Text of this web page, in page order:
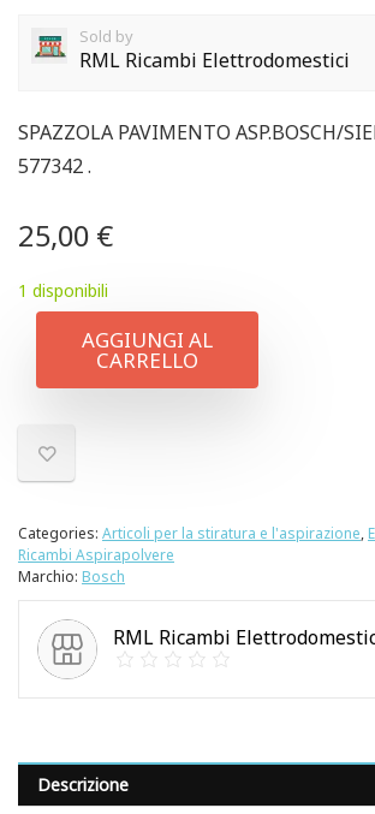
Sold by
RML Ricambi Elettrodomestici
SPAZZOLA PAVIMENTO ASP.BOSCH/
577342 .
25,00 €
1 disponibili
AGGIUNGI AL
CARRELLO
Categories: Articoli per la stiratura e l'aspirazione,
Ricambi Aspirapolvere
Marchio: Bosch
RML Ricambi
Descrizione